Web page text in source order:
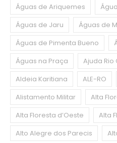
Águas de Ariquemes
Águas de Jaru
Águas de
Águas de Pimenta Bueno
Águas na Praça
Ajuda Rio
Aldeia Karitiana
ALE-RO
Alistamento Militar
Alta
Alta Floresta d’Oeste
Alta
Alto Alegre dos Parecis